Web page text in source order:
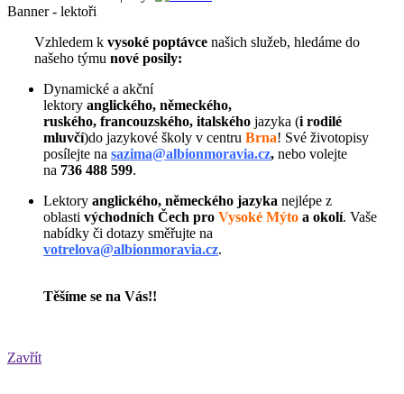
Banner - lektoři
Vzhledem k vysoké poptávce našich služeb, hledáme do
našeho týmu nové posily:
Dynamické a akční
lektory anglického, německého,
ruského, francouzského, italského jazyka (i rodilé
mluvčí)do jazykové školy v centru Brna! Své životopisy
posílejte na sazima@albionmoravia.cz, nebo volejte
na 736 488 599.
Lektory anglického, německého jazyka nejlépe z
oblasti východních Čech pro Vysoké Mýto a okolí. Vaše
nabídky či dotazy směřujte na
votrelova@albionmoravia.cz.
Těšíme se na Vás!!
Zavřít